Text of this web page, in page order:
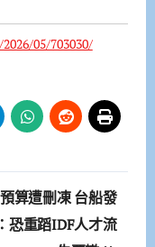
05/703030/
算遭刪凍 台船發
恐重蹈IDF人才流